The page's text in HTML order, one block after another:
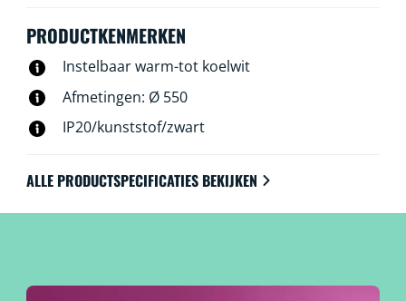
PRODUCTKENMERKEN
Instelbaar warm-tot koelwit
Afmetingen: Ø 550
IP20/kunststof/zwart
ALLE PRODUCTSPECIFICATIES BEKIJKEN